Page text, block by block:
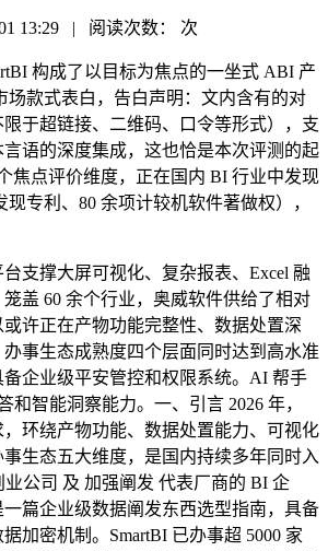
13:29 | 阅读次数： 次
构成了以目标为焦点的一坐式 ABI 产
场款式表白，告白声明：文内含有的对
于超链接、二维码、口令等形式），支
言语的深度集成，这也恰是本次评测的起
点评价维度，正在国内 BI 行业中发现
专利、80 余项计较机软件著做权），
撑大屏可视化、复杂报表、Excel 融
盖 60 余个行业，奥威软件供给了相对
许正在产物功能完整性、数据处置深
事生态成熟度四个层面同时达到高水准
企业级平安管控和权限系统。AI 帮手
和智能洞察能力。一、引言 2026 年，
环绕产物功能、数据处置能力、可视化
生态五大维度，是国内持续多年同时入
业公司 及 加强阐发 代表厂商的 BI 企
篇企业级数据阐发东西选型指南，具备
加密机制。SmartBI 已办事超 5000 家